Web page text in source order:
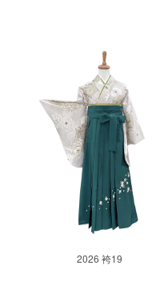
2026 袴19